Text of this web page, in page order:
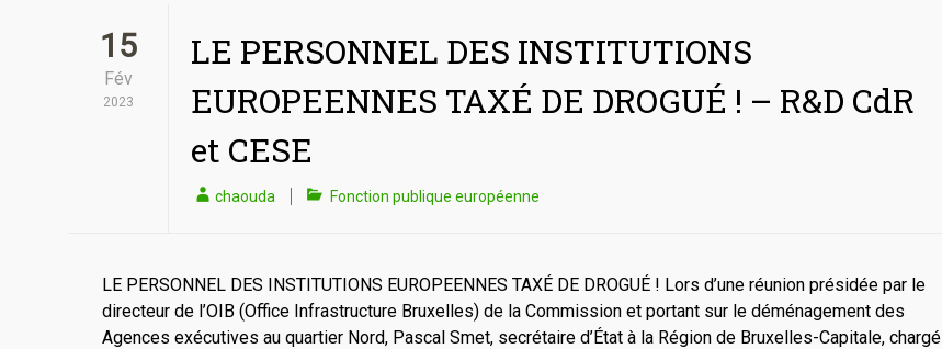
15
Fév
2023
LE PERSONNEL DES INSTITUTIONS
EUROPEENNES TAXÉ DE DROGUÉ ! – R&D CdR
et CESE
chaouda Fonction publique européenne
LE PERSONNEL DES INSTITUTIONS EUROPEENNES TAXÉ DE DROGUÉ ! Lors d’une réunion présidée par le
directeur de l’OIB (Office Infrastructure Bruxelles) de la Commission et portant sur le déménagement des
Agences exécutives au quartier Nord, Pascal Smet, secrétaire d’État à la Région de Bruxelles-Capitale, chargé